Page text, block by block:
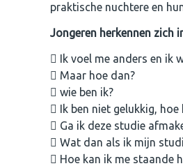
praktische nuchtere en
Jongeren herkennen zich
Ik voel me anders en ik
Maar hoe dan?
wie ben ik?
Ik ben niet gelukkig,
Ga ik deze studie
Wat dan als ik mijn
Hoe kan ik me staande